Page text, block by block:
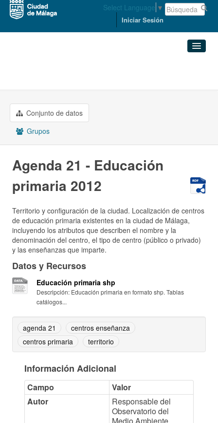
Select Language ▼
Iniciar Sesión
Grupos
Conjunto de datos
Grupos
Agenda 21 - Educación
primaria 2012
Territorio y configuración de la ciudad. Localización de centros
de educación primaria existentes en la ciudad de Málaga,
incluyendo los atributos que describen el nombre y la
denominación del centro, el tipo de centro (público o privado)
y las enseñanzas que imparte.
Datos y Recursos
Educación primaria shp
Descripción: Educación primaria en formato shp. Tablas
catálogos...
agenda 21
centros enseñanza
centros primaria
territorio
Información Adicional
Campo
Valor
Autor
Responsable del
Observatorio del